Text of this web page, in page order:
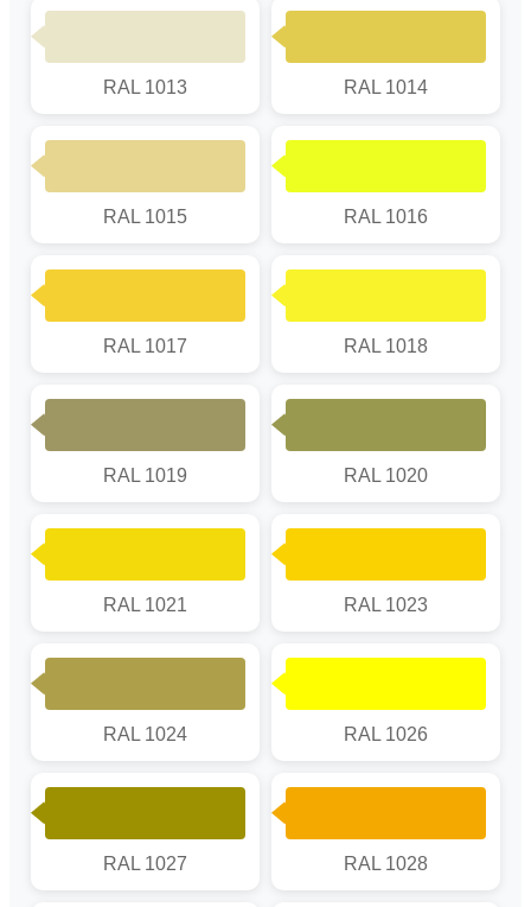
RAL 1013 RAL 1014
RAL 1015 RAL 1016
RAL 1017 RAL 1018
RAL 1019 RAL 1020
RAL 1021 RAL 1023
RAL 1024 RAL 1026
RAL 1027 RAL 1028